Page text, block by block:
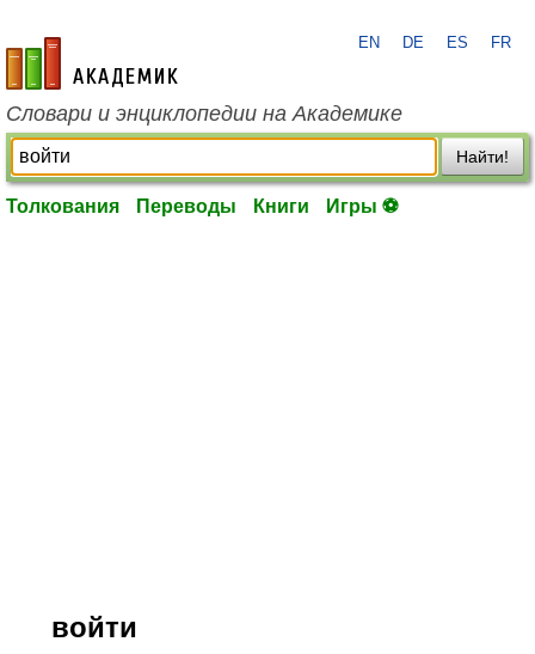
academic.ru
EN DE ES FR
Словари и энциклопедии на Академике
Найти!
Толкования Переводы Книги Игры ⚽
войти